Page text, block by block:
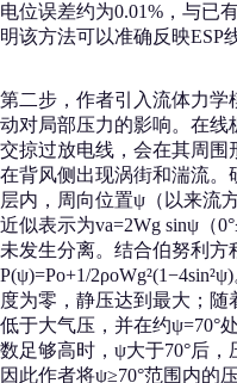
电位误差约为0.01%，与已
明该方法可以准确反映ESP
第二步，作者引入流体力
动对局部压力的影响。在线
交掠过放电线，会在其周
在背风侧出现涡街和湍流。
层内，周向位置ψ（以来流
近似表示为va=2Wg sinψ（
未发生分离。结合伯努利
P(ψ)=Po+1/
度为零，静压达到最大；
低于大气压，并在约ψ=70°
数足够高时，ψ大于70°后，
因此作者将ψ≥70°范围内的